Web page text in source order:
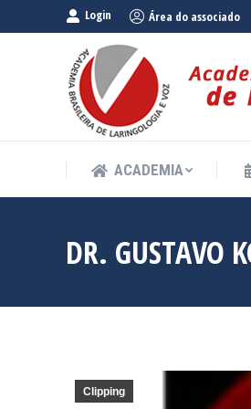
Login Área do associado
ACADEMIA
DR. GUSTAVO
Clipping
ACADEMIA